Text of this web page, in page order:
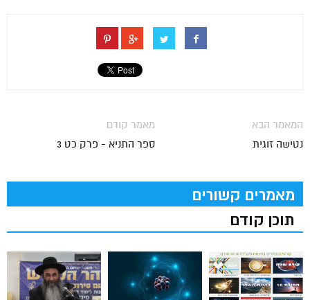
מאמר קודם
ספר התניא - פרק כט 3
המאמר הבא
נטישה זוגית
מאמרים קשורים
תוכן קודם